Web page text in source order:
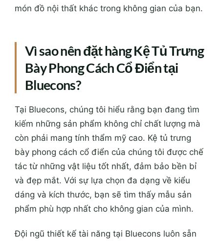
món đồ nội thất khác trong không gian của bạn.
Vì sao nên đặt hàng Kệ Tủ Trưng
Bày Phong Cách Cổ Điển tại
Bluecons?
Tại Bluecons, chúng tôi hiểu rằng bạn đang tìm
kiếm những sản phẩm không chỉ chất lượng mà
còn phải mang tính thẩm mỹ cao. Kệ tủ trưng
bày phong cách cổ điển của chúng tôi được chế
tác từ những vật liệu tốt nhất, đảm bảo bền bỉ
và đẹp mắt. Với sự lựa chọn đa dạng về kiểu
dáng và kích thước, bạn sẽ tìm thấy mẫu sản
phẩm phù hợp nhất cho không gian của mình.
Đội ngũ thiết kế tài năng tại Bluecons luôn sẵn